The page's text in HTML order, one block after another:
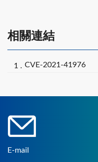
相關連結
CVE-2021-41976
E-mail